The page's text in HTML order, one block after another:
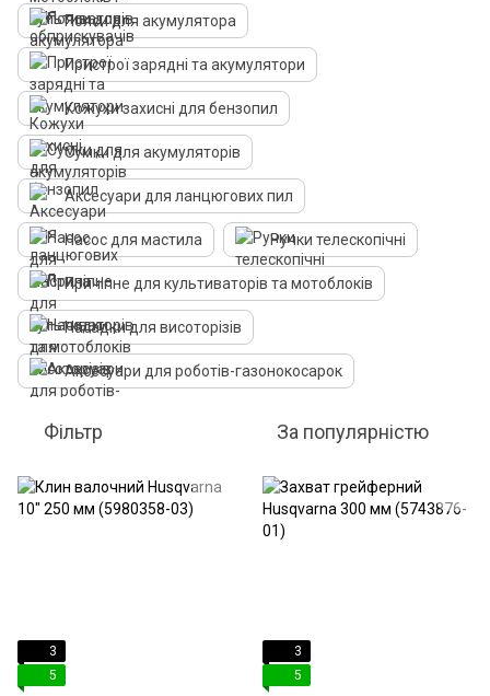
Пояси для акумулятора
Пристрої зарядні та акумулятори
Кожухи захисні для бензопил
Сумки для акумуляторів
Аксесуари для ланцюгових пил
Насос для мастила Ручки телескопічні
Причіпне для культиваторів та мотоблоків
Насадки для висоторізів
Аксесуари для роботів-газонокосарок
Фільтр За популярністю
3
5
3
5